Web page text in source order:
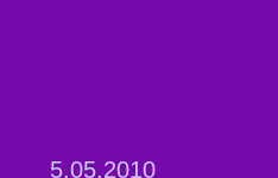
5.05.2010